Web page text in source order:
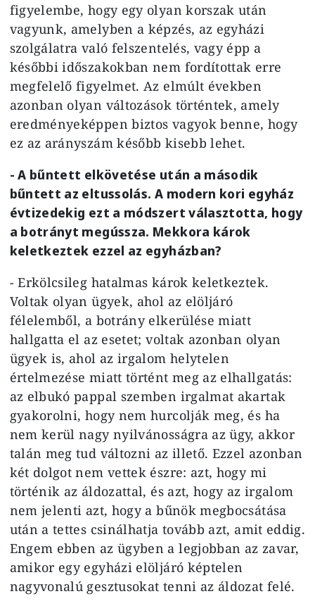
figyelembe, hogy egy olyan korszak után
vagyunk, amelyben a képzés, az egyházi
szolgálatra való felszentelés, vagy épp a
későbbi időszakokban nem fordítottak erre
megfelelő figyelmet. Az elmúlt években
azonban olyan változások történtek, amely
eredményeképpen biztos vagyok benne, hogy
ez az arányszám később kisebb lehet.
- A bűntett elkövetése után a második
bűntett az eltussolás. A modern kori egyház
évtizedekig ezt a módszert választotta, hogy
a botrányt megússza. Mekkora károk
keletkeztek ezzel az egyházban?
- Erkölcsileg hatalmas károk keletkeztek.
Voltak olyan ügyek, ahol az elöljáró
félelemből, a botrány elkerülése miatt
hallgatta el az esetet; voltak azonban olyan
ügyek is, ahol az irgalom helytelen
értelmezése miatt történt meg az elhallgatás:
az elbukó pappal szemben irgalmat akartak
gyakorolni, hogy nem hurcolják meg, és ha
nem kerül nagy nyilvánosságra az ügy, akkor
talán meg tud változni az illető. Ezzel azonban
két dolgot nem vettek észre: azt, hogy mi
történik az áldozattal, és azt, hogy az irgalom
nem jelenti azt, hogy a bűnök megbocsátása
után a tettes csinálhatja tovább azt, amit eddig.
Engem ebben az ügyben a legjobban az zavar,
amikor egy egyházi elöljáró képtelen
nagyvonalú gesztusokat tenni az áldozat felé.